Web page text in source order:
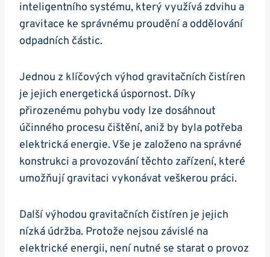
inteligentního systému, který využívá zdvihu a
gravitace ke správnému proudění a oddělování
odpadních částic.
Jednou z klíčových výhod gravitačních čistíren
je jejich energetická úspornost. Díky
přirozenému pohybu vody lze dosáhnout
účinného procesu čištění, aniž by byla potřeba
elektrická energie. Vše je založeno na správné
konstrukci a provozování těchto zařízení, které
umožňují gravitaci vykonávat veškerou práci.
Další výhodou gravitačních čistíren je jejich
nízká údržba. Protože nejsou závislé na
elektrické energii, není nutné se starat o provoz